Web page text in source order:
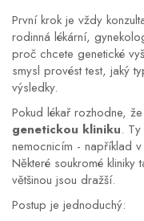
První krok je vždy
rodinná lékární,
proč chcete genetické
smysl provést test, jaký
výsledky.
Pokud lékař rozhodne,
genetickou kliniku.
nemocnicím - například
Některé soukromé
většinou jsou dražší.
Postup je jednoduchý: